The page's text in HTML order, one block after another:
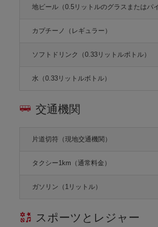
地ビール（0.5リットルのグラスまたはパ
カプチーノ（レギュラー）
ソフトドリンク（0.33リットルボトル）
水（0.33リットルボトル）
交通機関
片道切符（現地交通機関）
タクシー1km（通常料金）
ガソリン（1リットル）
スポーツとレジャー